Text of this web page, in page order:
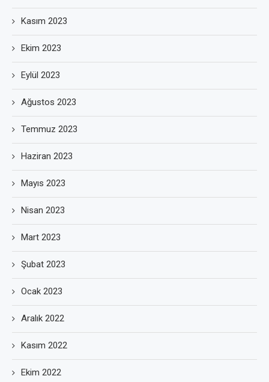
Kasım 2023
Ekim 2023
Eylül 2023
Ağustos 2023
Temmuz 2023
Haziran 2023
Mayıs 2023
Nisan 2023
Mart 2023
Şubat 2023
Ocak 2023
Aralık 2022
Kasım 2022
Ekim 2022